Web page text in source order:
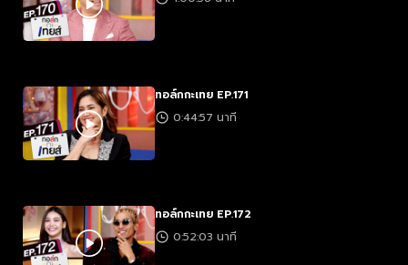
ทอล์กกะเทย EP.171
0:44:57 นาที
ทอล์กกะเทย EP.172
0:52:03 นาที